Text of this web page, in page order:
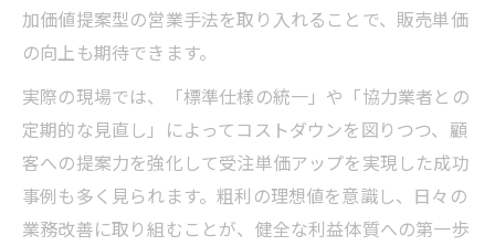
加価値提案型の営業手法を取り入れることで、販売単価
の向上も期待できます。
実際の現場では、「標準仕様の統一」や「協力業者との
定期的な見直し」によってコストダウンを図りつつ、顧
客への提案力を強化して受注単価アップを実現した成功
事例も多く見られます。粗利の理想値を意識し、日々の
業務改善に取り組むことが、健全な利益体質への第一歩